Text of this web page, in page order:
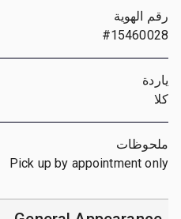
رقم الهوية
#15460028
ياردة
كلا
ملحوظات
Pick up by appointment only